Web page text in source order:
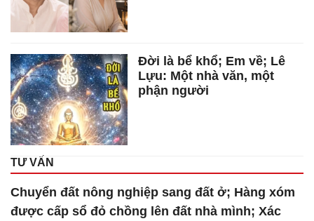
Đời là bể khổ; Em về; Lê
Lựu: Một nhà văn, một
phận người
TƯ VẤN
Chuyển đất nông nghiệp sang đất ở; Hàng xóm
được cấp sổ đỏ chồng lên đất nhà mình; Xác